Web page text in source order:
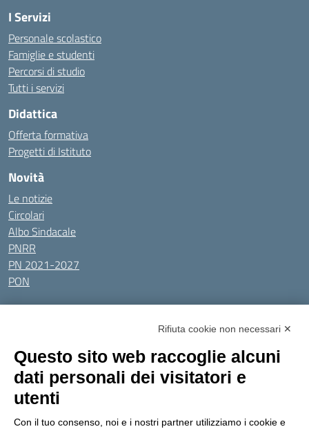
I Servizi
Personale scolastico
Famiglie e studenti
Percorsi di studio
Tutti i servizi
Didattica
Offerta formativa
Progetti di Istituto
Novità
Le notizie
Circolari
Albo Sindacale
PNRR
PN 2021-2027
PON
Tutti gli argomenti
Amministrazione Trasparente
Privacy Policy
Dichiarazione di accessibilitàObiettivi di accessibilità
Seguici su:
Rifiuta cookie non necessari ✕
Questo sito web raccoglie alcuni
dati personali dei visitatori e
utenti
Con il tuo consenso, noi e i nostri partner utilizziamo i cookie e